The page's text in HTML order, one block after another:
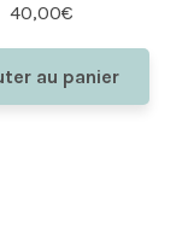
40,00€
au panier